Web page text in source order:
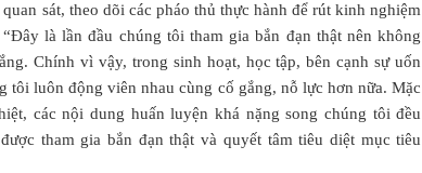
sát, theo dõi các pháo thủ thực hành để rút kinh nghiệm
là lần đầu chúng tôi tham gia bắn đạn thật nên không
Chính vì vậy, trong sinh hoạt, học tập, bên cạnh sự uốn
tôi luôn động viên nhau cùng cố gắng, nỗ lực hơn nữa. Mặc
các nội dung huấn luyện khá nặng song chúng tôi đều
tham gia bắn đạn thật và quyết tâm tiêu diệt mục tiêu